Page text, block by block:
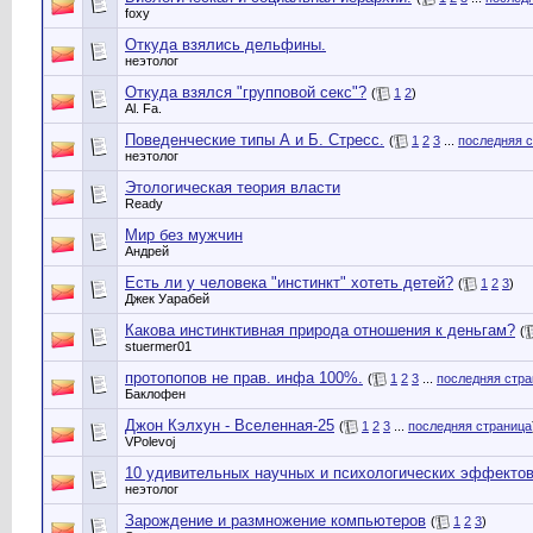
foxy
Откуда взялись дельфины.
неэтолог
Откуда взялся "групповой секс"? ( 1 2)
Al. Fa.
Поведенческие типы А и Б. Стресс. ( 1 2 3 последняя
неэтолог
Этологическая теория власти
Ready
Мир без мужчин
Андрей
Есть ли у человека "инстинкт" хотеть детей? ( 1 2 3)
Джек Уарабей
Какова инстинктивная природа отношения к деньгам? (
stuermer01
протопопов не прав. инфа 100%. ( 1 2 3 последняя
Баклофен
Джон Кэлхун - Вселенная-25 ( 1 2 3 последняя страница
VPolevoj
10 удивительных научных и психологических эффектов
неэтолог
Зарождение и размножение компьютеров ( 1 2 3)